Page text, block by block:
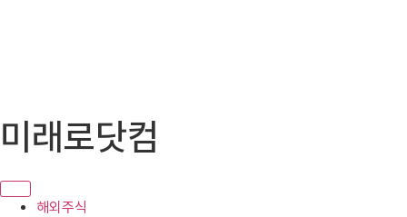
텐
로
미래로닷컴
해외주식